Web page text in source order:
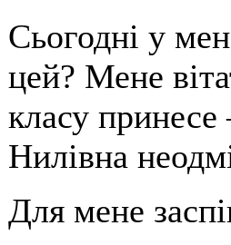
Сьогодні у
цей? Мене
класу
Нилівна
Для мене